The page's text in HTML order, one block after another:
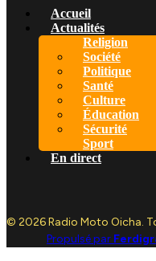
Accueil
Actualités
Religion
Société
Politique
Santé
Culture
Éducation
Sécurité
Sport
En direct
© 2026 Radio Moto Oicha.
Propulsé par